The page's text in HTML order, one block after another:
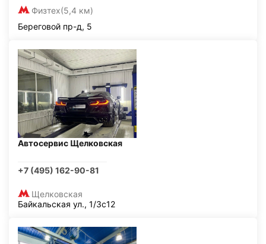
Физтех(5,4 км)
Береговой пр-д, 5
Автосервис Щелковская
+7 (495) 162-90-81
Щелковская
Байкальская ул., 1/3с12